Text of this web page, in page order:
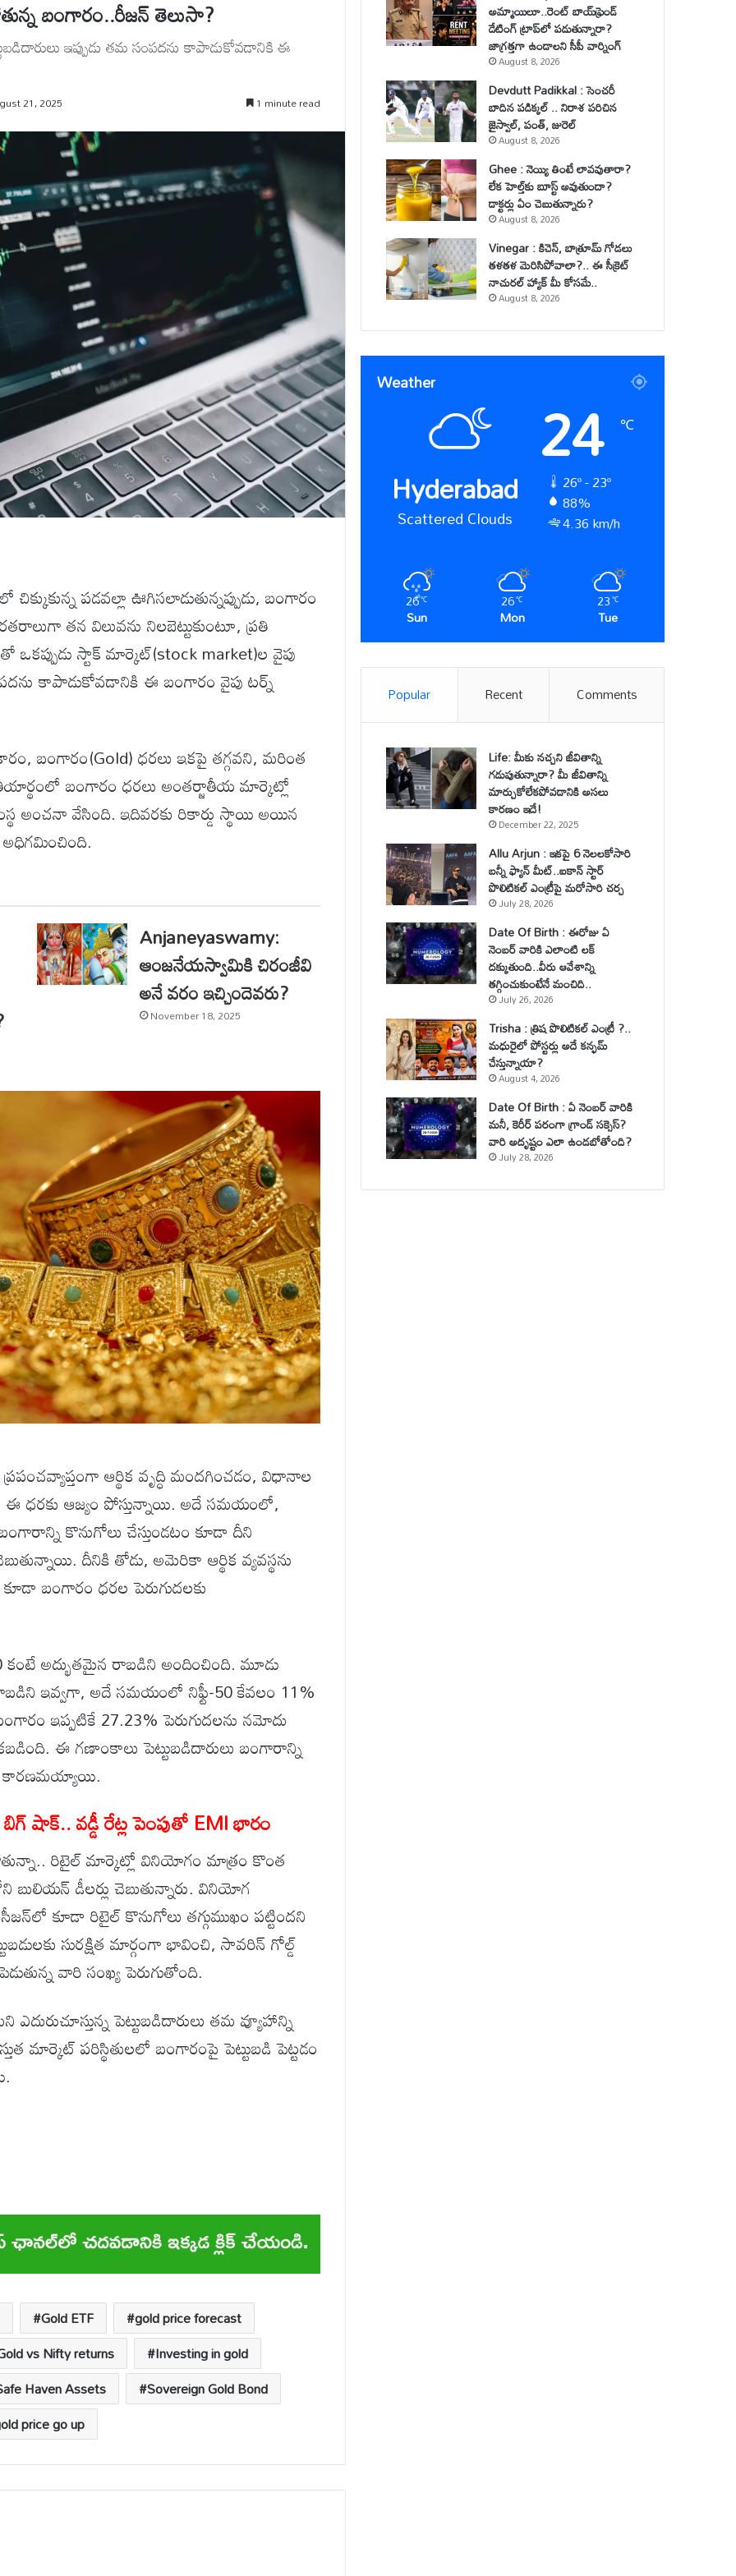
బంగారం..రీజన్ తెలుసా?
ఇప్పుడు తమ సంపదను కాపాడుకోవడానికి ఈ
21, 2025 1 minute read
చిక్కుకున్న పడవల్లా ఊగిసలాడుతున్నప్పుడు, బంగారం
తన విలువను నిలబెట్టుకుంటూ, ప్రతి
స్టాక్ మార్కెట్‌(stock market)ల వైపు
కాపాడుకోవడానికి ఈ బంగారం వైపు టర్న్
బంగారం(Gold) ధరలు ఇకపై తగ్గవని, మరింత
బంగారం ధరలు అంతర్జాతీయ మార్కెట్లో
అంచనా వేసింది. ఇదివరకు రికార్డు స్థాయి అయిన
అధిగమించింది.
Anjaneyaswamy:
ఆంజనేయస్వామికి చిరంజీవి
అనే వరం ఇచ్చిందెవరు?
November 18, 2025
ఆర్థిక వృద్ధి మందగించడం, విధానాల
ఈ ధరకు ఆజ్యం పోస్తున్నాయి. అదే సమయంలో,
కొనుగోలు చేస్తుండటం కూడా దీని
దీనికి తోడు, అమెరికా ఆర్థిక వ్యవస్థను
బంగారం ధరల పెరుగుదలకు
కంటే అద్భుతమైన రాబడిని అందించింది. మూడు
ఇవ్వగా, అదే సమయంలో నిఫ్టీ-50 కేవలం 11%
ఇప్పటికే 27.23% పెరుగుదలను నమోదు
ఈ గణాంకాలు పెట్టుబడిదారులు బంగారాన్ని
కారణమయ్యాయి.
షాక్.. వడ్డీ రేట్ల పెంపుతో EMI భారం
రిటైల్ మార్కెట్లో వినియోగం మాత్రం కొంత
డీలర్లు చెబుతున్నారు. వినియోగ
కూడా రిటైల్ కొనుగోలు తగ్గుముఖం పట్టిందని
సురక్షిత మార్గంగా భావించి, సావరిన్ గోల్డ్
వారి సంఖ్య పెరుగుతోంది.
పెట్టుబడిదారులు తమ వ్యూహాన్ని
మార్కెట్ పరిస్థితులలో బంగారంపై పెట్టుబడి పెట్టడం
Gold ETF
gold price forecast
vs Nifty returns
Investing in gold
Haven Assets
Sovereign Gold Bond
price go up
అమ్మాయిలూ..రెంట్ బాయ్‌ఫ్రెండ్
డేటింగ్ ట్రాప్‌లో పడుతున్నారా?
జాగ్రత్తగా ఉండాలని సీపీ వార్నింగ్
August 8, 2026
Devdutt Padikkal : సెంచరీ
బాదిన పడిక్కల్ .. నిరాశ పరిచిన
జైస్వాల్, పంత్, జురెల్
August 8, 2026
Ghee : నెయ్యి తింటే లావవుతారా?
లేక హెల్త్‌కు బూస్ట్ అవుతుందా?
డాక్టర్లు ఏం చెబుతున్నారు?
August 8, 2026
Vinegar : కిచెన్, బాత్రూమ్ గోడలు
తళతళ మెరిసిపోవాలా?.. ఈ సీక్రెట్
నాచురల్ హ్యాక్ మీ కోసమే..
August 8, 2026
Weather
Hyderabad
Scattered Clouds
24 ℃
26º - 23º
88%
4.36 km/h
26℃
Sun
26℃
Mon
23℃
Tue
Popular Recent Comments
Life: మీకు నచ్చని జీవితాన్ని
గడుపుతున్నారా? మీ జీవితాన్ని
మార్చుకోలేకపోవడానికి అసలు
కారణం ఇదే!
December 22, 2025
Allu Arjun : ఇకపై 6 నెలలకోసారి
బన్నీ ఫ్యాన్ మీట్..ఐకాన్ స్టార్
పొలిటికల్ ఎంట్రీపై మరోసారి చర్చ
July 28, 2026
Date Of Birth : ఈరోజు ఏ
నెంబర్ వారికి ఎలాంటి లక్
దక్కుతుంది..వీరు ఆవేశాన్ని
తగ్గించుకుంటేనే మంచిది..
July 26, 2026
Trisha : త్రిష పొలిటికల్ ఎంట్రీ ?..
మధురైలో పోస్టర్లు అదే కన్ఫమ్
చేస్తున్నాయా?
August 4, 2026
Date Of Birth : ఏ నెంబర్ వారికి
మనీ, కెరీర్ పరంగా గ్రాండ్ సక్సెస్?
వారి అదృష్టం ఎలా ఉండబోతోంది?
July 28, 2026